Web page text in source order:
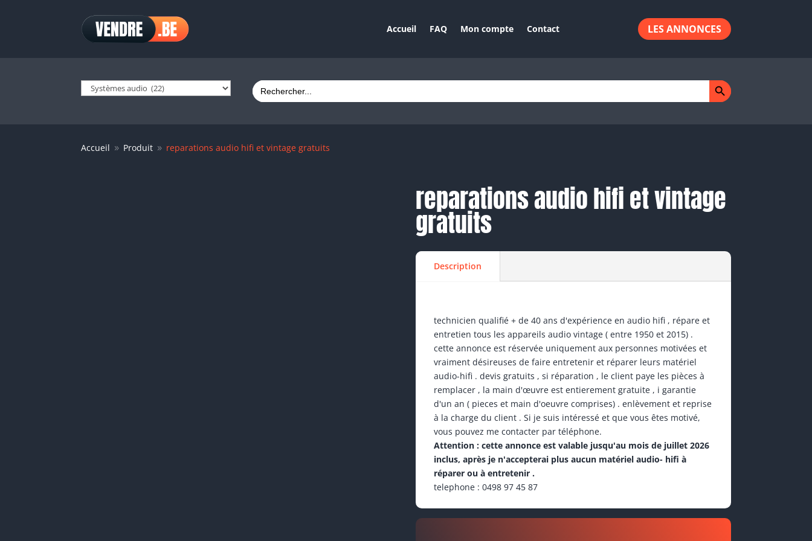
Accueil FAQ Mon compte Contact LES ANNONCES
Search
for:
Search Button
Accueil 9 Produit 9 reparations audio hifi et vintage gratuits
reparations audio hifi et vintage
gratuits
Description
technicien qualifié + de 40 ans d'expérience en audio hifi , répare et
entretien tous les appareils audio vintage ( entre 1950 et 2015) .
cette annonce est réservée uniquement aux personnes motivées et
vraiment désireuses de faire entretenir et réparer leurs matériel
audio-hifi . devis gratuits , si réparation , le client paye les pièces à
remplacer , la main d'œuvre est entierement gratuite , i garantie
d'un an ( pieces et main d'oeuvre comprises) . enlèvement et reprise
à la charge du client . Si je suis intéressé et que vous êtes motivé,
vous pouvez me contacter par téléphone.
Attention : cette annonce est valable jusqu'au mois de juillet 2026
inclus, après je n'accepterai plus aucun matériel audio- hifi à
réparer ou à entretenir .
telephone : 0498 97 45 87